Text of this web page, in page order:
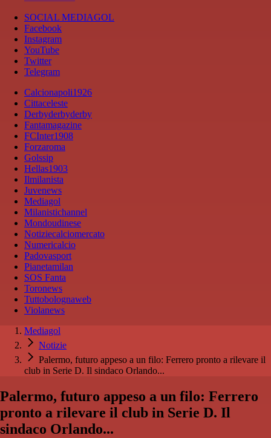
SOCIAL MEDIAGOL
Facebook
Instagram
YouTube
Twitter
Telegram
Calcionapoli1926
Cittaceleste
Derbyderbyderby
Fantamagazine
FCInter1908
Forzaroma
Golssip
Hellas1903
Ilmilanista
Juvenews
Mediagol
Milanistichannel
Mondoudinese
Notiziecalciomercato
Numericalcio
Padovasport
Pianetamilan
SOS Fanta
Toronews
Tuttobolognaweb
Violanews
Mediagol
Notizie
Palermo, futuro appeso a un filo: Ferrero pronto a rilevare il
club in Serie D. Il sindaco Orlando...
Palermo, futuro appeso a un filo: Ferrero
pronto a rilevare il club in Serie D. Il
sindaco Orlando...